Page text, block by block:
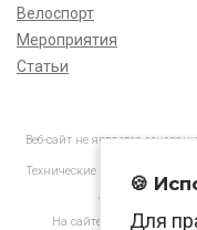
Велоспорт
Мероприятия
Статьи
Веб-сайт не является
Технические характеристики
АО «Нормарк»
На сайте применяются
🍪
Для